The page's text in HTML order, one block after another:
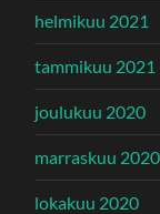
helmikuu 2021
tammikuu 2021
joulukuu 2020
marraskuu 2020
lokakuu 2020